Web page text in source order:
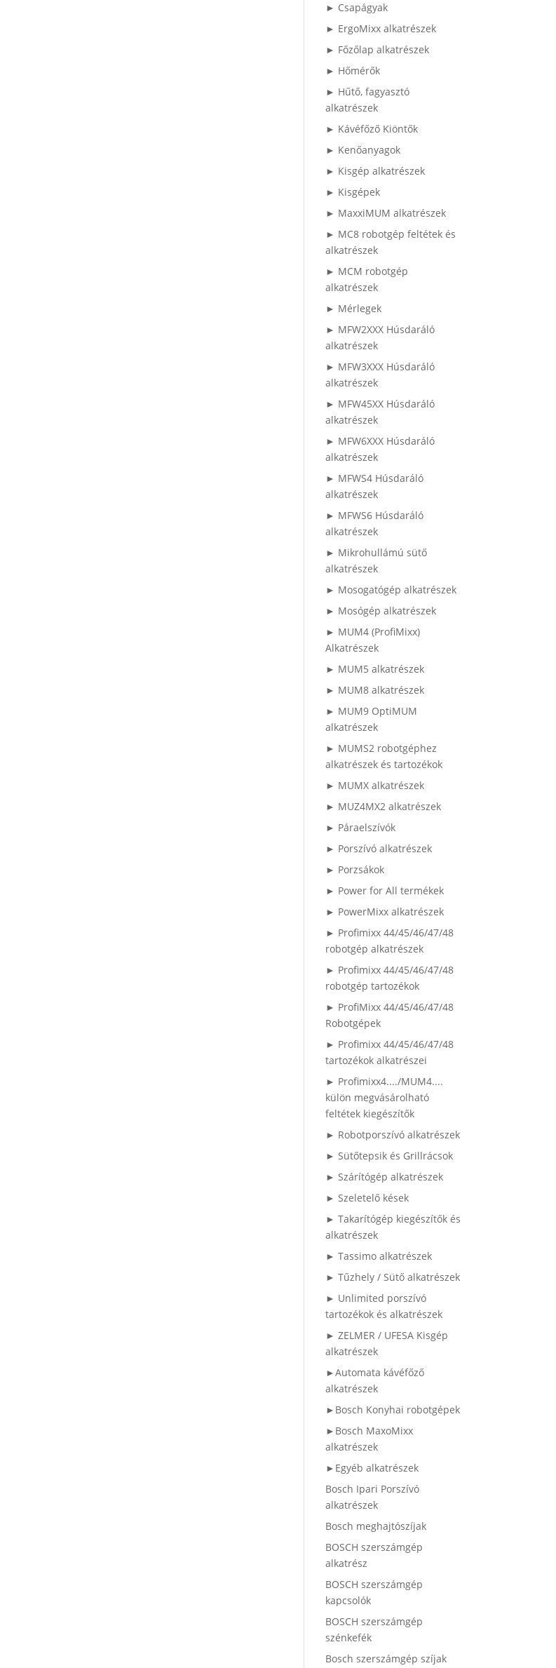
► Csapágyak
► ErgoMixx alkatrészek
► Főzőlap alkatrészek
► Hőmérők
► Hűtő, fagyasztó
alkatrészek
► Kávéfőző Kiöntők
► Kenőanyagok
► Kisgép alkatrészek
► Kisgépek
► MaxxiMUM alkatrészek
► MC8 robotgép feltétek és
alkatrészek
► MCM robotgép
alkatrészek
► Mérlegek
► MFW2XXX Húsdaráló
alkatrészek
► MFW3XXX Húsdaráló
alkatrészek
► MFW45XX Húsdaráló
alkatrészek
► MFW6XXX Húsdaráló
alkatrészek
► MFWS4 Húsdaráló
alkatrészek
► MFWS6 Húsdaráló
alkatrészek
► Mikrohullámú sütő
alkatrészek
► Mosogatógép alkatrészek
► Mosógép alkatrészek
► MUM4 (ProfiMixx)
Alkatrészek
► MUM5 alkatrészek
► MUM8 alkatrészek
► MUM9 OptiMUM
alkatrészek
► MUMS2 robotgéphez
alkatrészek és tartozékok
► MUMX alkatrészek
► MUZ4MX2 alkatrészek
► Páraelszívók
► Porszívó alkatrészek
► Porzsákok
► Power for All termékek
► PowerMixx alkatrészek
► Profimixx 44/45/46/47/48
robotgép alkatrészek
► Profimixx 44/45/46/47/48
robotgép tartozékok
► ProfiMixx 44/45/46/47/48
Robotgépek
► Profimixx 44/45/46/47/48
tartozékok alkatrészei
► Profimixx4..../MUM4....
külön megvásárolható
feltétek kiegészítők
► Robotporszívó alkatrészek
► Sütőtepsik és Grillrácsok
► Szárítógép alkatrészek
► Szeletelő kések
► Takarítógép kiegészítők és
alkatrészek
► Tassimo alkatrészek
► Tűzhely / Sütő alkatrészek
► Unlimited porszívó
tartozékok és alkatrészek
► ZELMER / UFESA Kisgép
alkatrészek
►Automata kávéfőző
alkatrészek
►Bosch Konyhai robotgépek
►Bosch MaxoMixx
alkatrészek
►Egyéb alkatrészek
Bosch Ipari Porszívó
alkatrészek
Bosch meghajtószíjak
BOSCH szerszámgép
alkatrész
BOSCH szerszámgép
kapcsolók
BOSCH szerszámgép
szénkefék
Bosch szerszámgép szíjak